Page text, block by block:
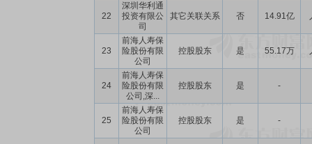
22
深圳华利通
投资有限公
司
其它关联关系 否 14.91亿
23
前海人寿保
险股份有限
公司
控股股东 是 55.17万
24
前海人寿保
险股份有限
公司,深...
控股股东 是 -
25
前海人寿保
险股份有限
公司
控股股东 是 -